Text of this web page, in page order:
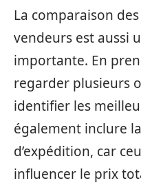
La comparaison
vendeurs est aussi
importante. En
regarder plusieurs
identifier les
également inclure
d’expédition, car
influencer le prix